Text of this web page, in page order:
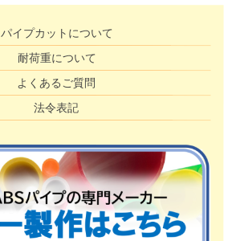
パイプカットについて
耐荷重について
よくあるご質問
法令表記